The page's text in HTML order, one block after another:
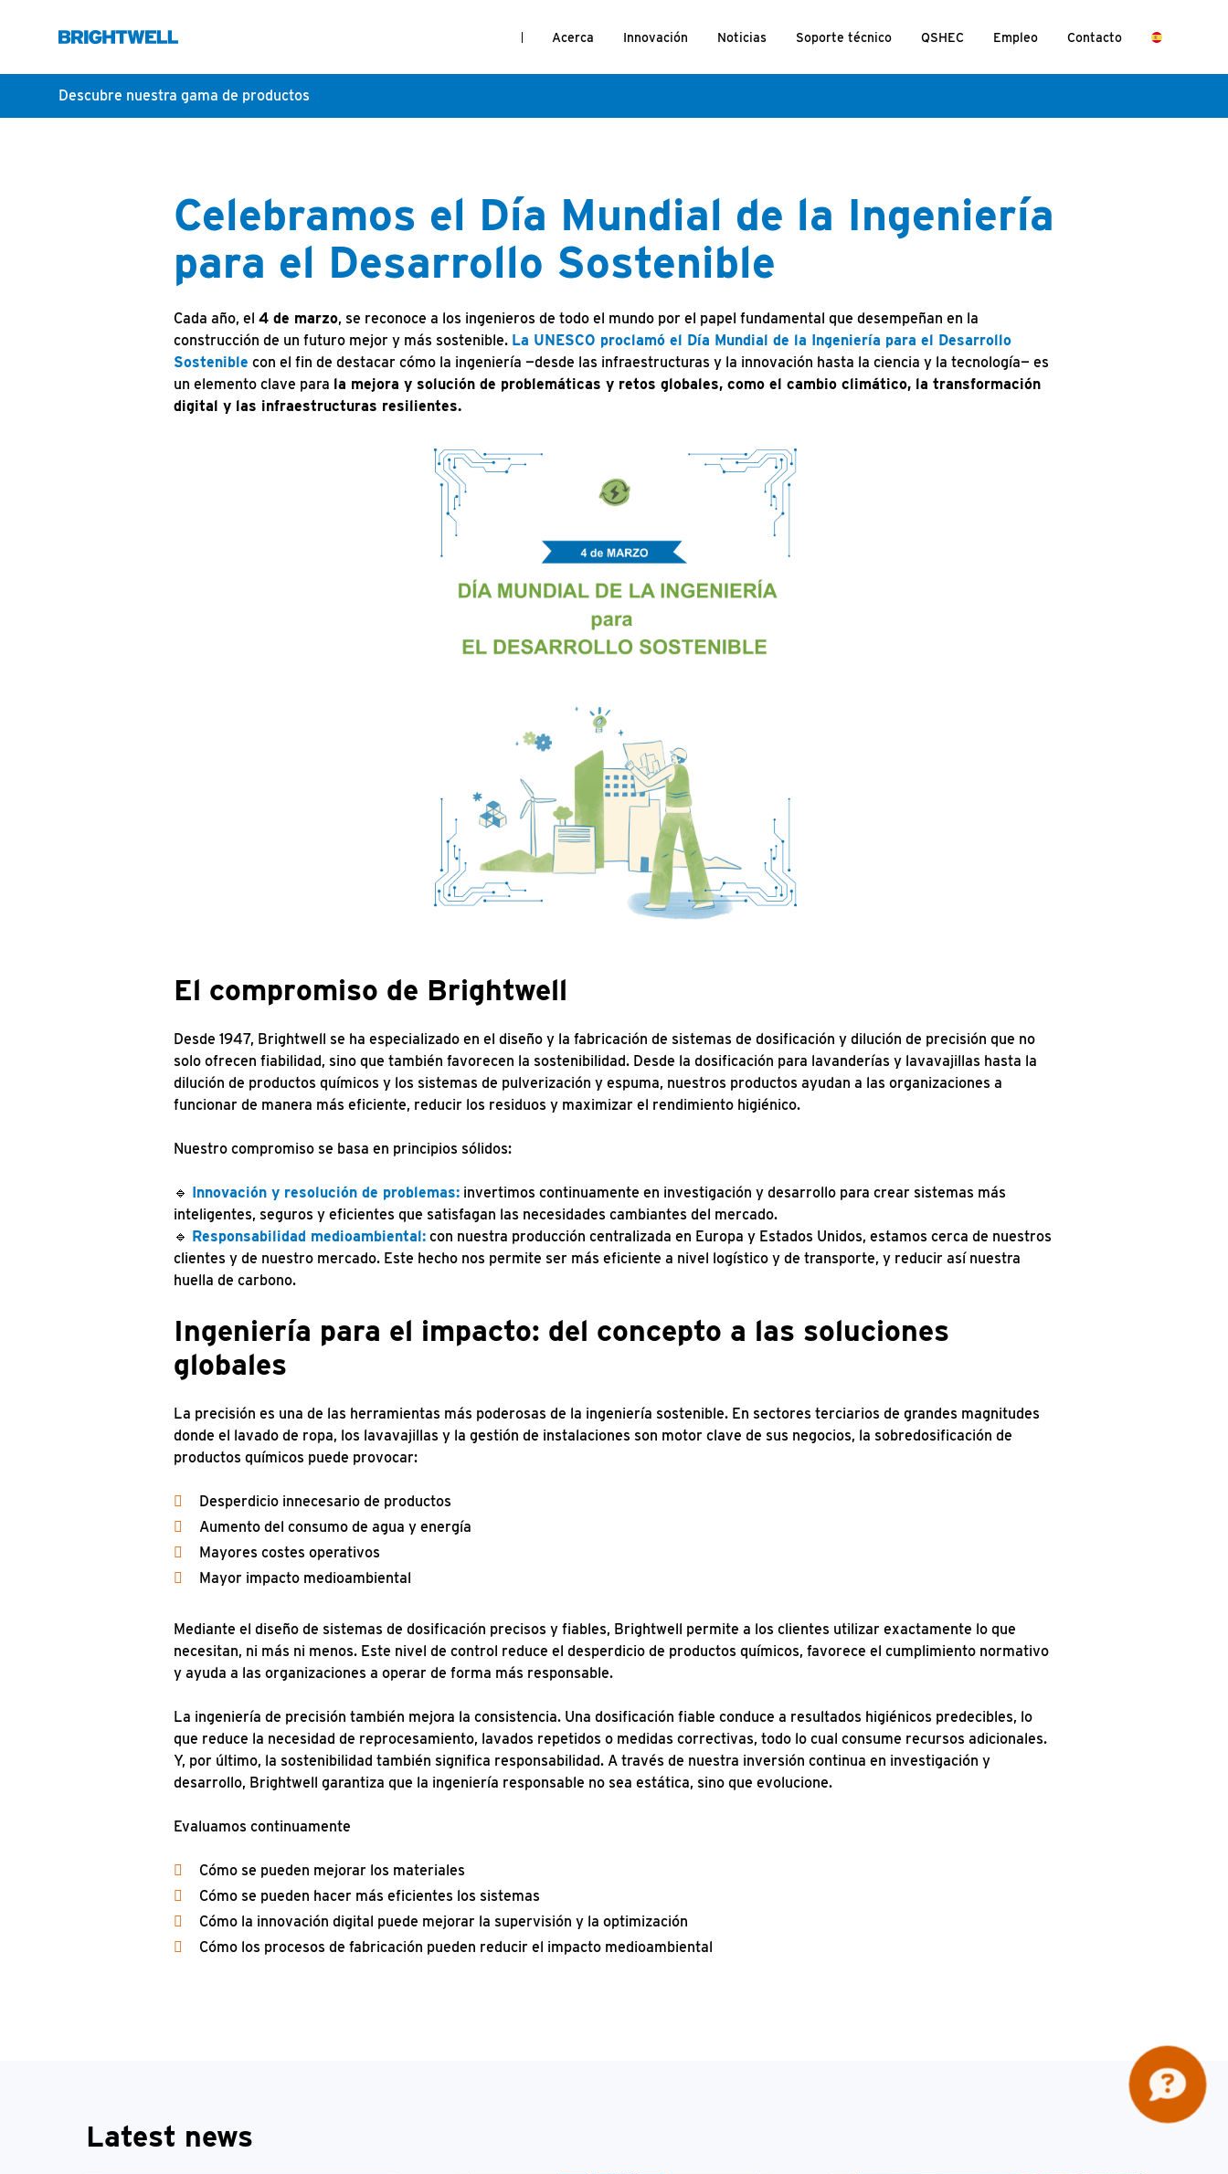
Acerca Innovación Noticias Soporte técnico QSHEC Empleo Contacto
Descubre nuestra gama de productos
Celebramos el Día Mundial de la Ingeniería
para el Desarrollo Sostenible
Cada año, el 4 de marzo, se reconoce a los ingenieros de todo el mundo por el papel fundamental que desempeñan en la
construcción de un futuro mejor y más sostenible. La UNESCO proclamó el Día Mundial de la Ingeniería para el Desarrollo
Sostenible con el fin de destacar cómo la ingeniería —desde las infraestructuras y la innovación hasta la ciencia y la tecnología— es
un elemento clave para la mejora y solución de problemáticas y retos globales, como el cambio climático, la transformación
digital y las infraestructuras resilientes.
El compromiso de Brightwell
Desde 1947, Brightwell se ha especializado en el diseño y la fabricación de sistemas de dosificación y dilución de precisión que no
solo ofrecen fiabilidad, sino que también favorecen la sostenibilidad. Desde la dosificación para lavanderías y lavavajillas hasta la
dilución de productos químicos y los sistemas de pulverización y espuma, nuestros productos ayudan a las organizaciones a
funcionar de manera más eficiente, reducir los residuos y maximizar el rendimiento higiénico.
Nuestro compromiso se basa en principios sólidos:
🔹 Innovación y resolución de problemas: invertimos continuamente en investigación y desarrollo para crear sistemas más
inteligentes, seguros y eficientes que satisfagan las necesidades cambiantes del mercado.
🔹 Responsabilidad medioambiental: con nuestra producción centralizada en Europa y Estados Unidos, estamos cerca de nuestros
clientes y de nuestro mercado. Este hecho nos permite ser más eficiente a nivel logístico y de transporte, y reducir así nuestra
huella de carbono.
Ingeniería para el impacto: del concepto a las soluciones
globales
La precisión es una de las herramientas más poderosas de la ingeniería sostenible. En sectores terciarios de grandes magnitudes
donde el lavado de ropa, los lavavajillas y la gestión de instalaciones son motor clave de sus negocios, la sobredosificación de
productos químicos puede provocar:
Desperdicio innecesario de productos
Aumento del consumo de agua y energía
Mayores costes operativos
Mayor impacto medioambiental
Mediante el diseño de sistemas de dosificación precisos y fiables, Brightwell permite a los clientes utilizar exactamente lo que
necesitan, ni más ni menos. Este nivel de control reduce el desperdicio de productos químicos, favorece el cumplimiento normativo
y ayuda a las organizaciones a operar de forma más responsable.
La ingeniería de precisión también mejora la consistencia. Una dosificación fiable conduce a resultados higiénicos predecibles, lo
que reduce la necesidad de reprocesamiento, lavados repetidos o medidas correctivas, todo lo cual consume recursos adicionales.
Y, por último, la sostenibilidad también significa responsabilidad. A través de nuestra inversión continua en investigación y
desarrollo, Brightwell garantiza que la ingeniería responsable no sea estática, sino que evolucione.
Evaluamos continuamente
Cómo se pueden mejorar los materiales
Cómo se pueden hacer más eficientes los sistemas
Cómo la innovación digital puede mejorar la supervisión y la optimización
Cómo los procesos de fabricación pueden reducir el impacto medioambiental
Latest news